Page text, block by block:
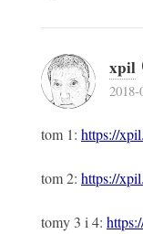
xpil
2018-
tom 1: https://
tom 2: https://
tomy 3 i 4: